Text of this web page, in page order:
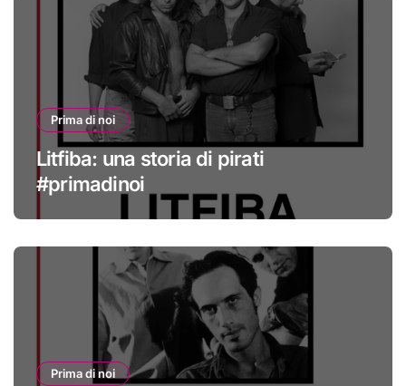
Prima di noi
Litfiba: una storia di pirati
#primadinoi
Prima di noi